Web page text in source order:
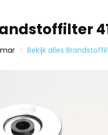
Bekijk alles